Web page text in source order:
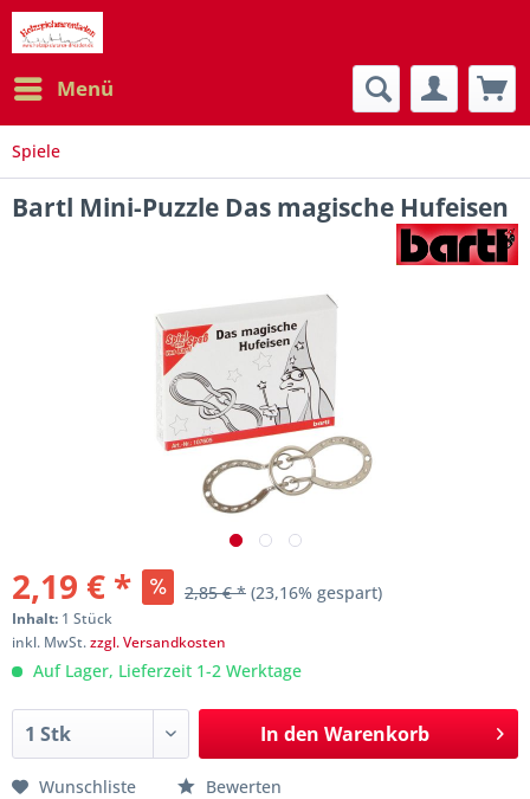
Menü
Spiele
Bartl Mini-Puzzle Das magische Hufeisen
2,19 € * 2,85 € * (23,16% gespart)
Inhalt: 1 Stück
inkl. MwSt.zzgl. Versandkosten
Auf Lager, Lieferzeit 1-2 Werktage
In den Warenkorb
Wunschliste Bewerten